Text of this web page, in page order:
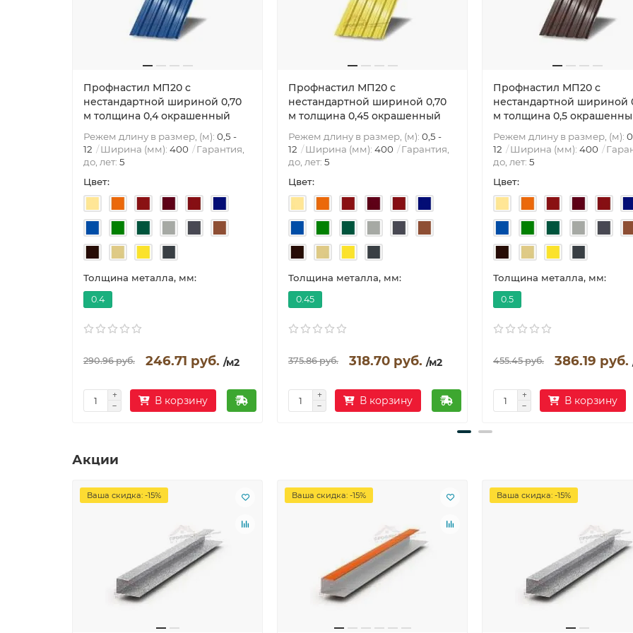
Профнастил МП20 с
нестандартной шириной 0,70
м толщина 0,4 окрашенный
Режем длину в размер, (м): 0,5 -
12
Ширина (мм): 400
Гарантия,
до, лет: 5
Цвет:
Толщина металла, мм:
0.4
290.96 руб. 246.71 руб. /м2
В корзину
Профнастил МП20 с
нестандартной шириной 0,70
м толщина 0,45 окрашенный
Режем длину в размер, (м): 0,5 -
12
Ширина (мм): 400
Гарантия,
до, лет: 5
Цвет:
Толщина металла, мм:
0.45
375.86 руб. 318.70 руб. /м2
В корзину
Профнастил МП20 с
нестандартной шириной
м толщина 0,5
Режем длину в размер, (м):
12
Ширина (мм): 400
до, лет: 5
Цвет:
Толщина металла, мм:
0.5
455.45 руб. 386.19 руб.
В корзину
Акции
Ваша скидка: -15% Ваша скидка: -15% Ваша скидка: -15%